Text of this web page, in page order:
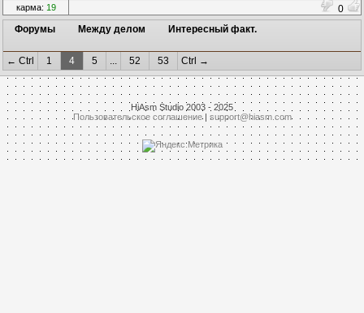
карма: 19
0
Форумы
Между делом Интересный факт.
← Ctrl 1 4 5 ... 52 53 Ctrl →
HiAsm Studio 2003 - 2025
Пользовательское соглашение| support@hiasm.com